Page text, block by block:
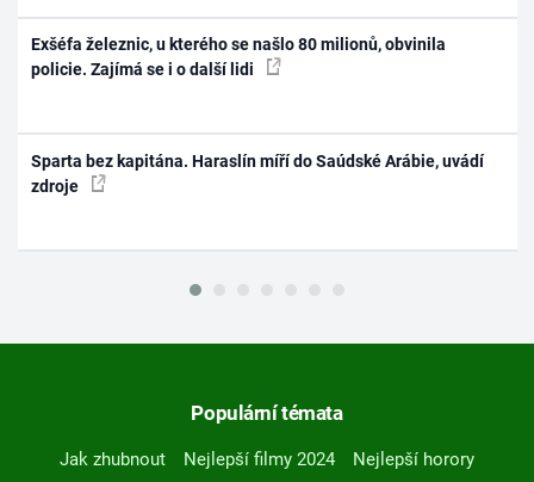
Exšéfa železnic, u kterého se našlo 80 milionů, obvinila
policie. Zajímá se i o další lidi
Sparta bez kapitána. Haraslín míří do Saúdské Arábie, uvádí
zdroje
Populární témata
Jak zhubnout Nejlepší filmy 2024
Nejlepší horory